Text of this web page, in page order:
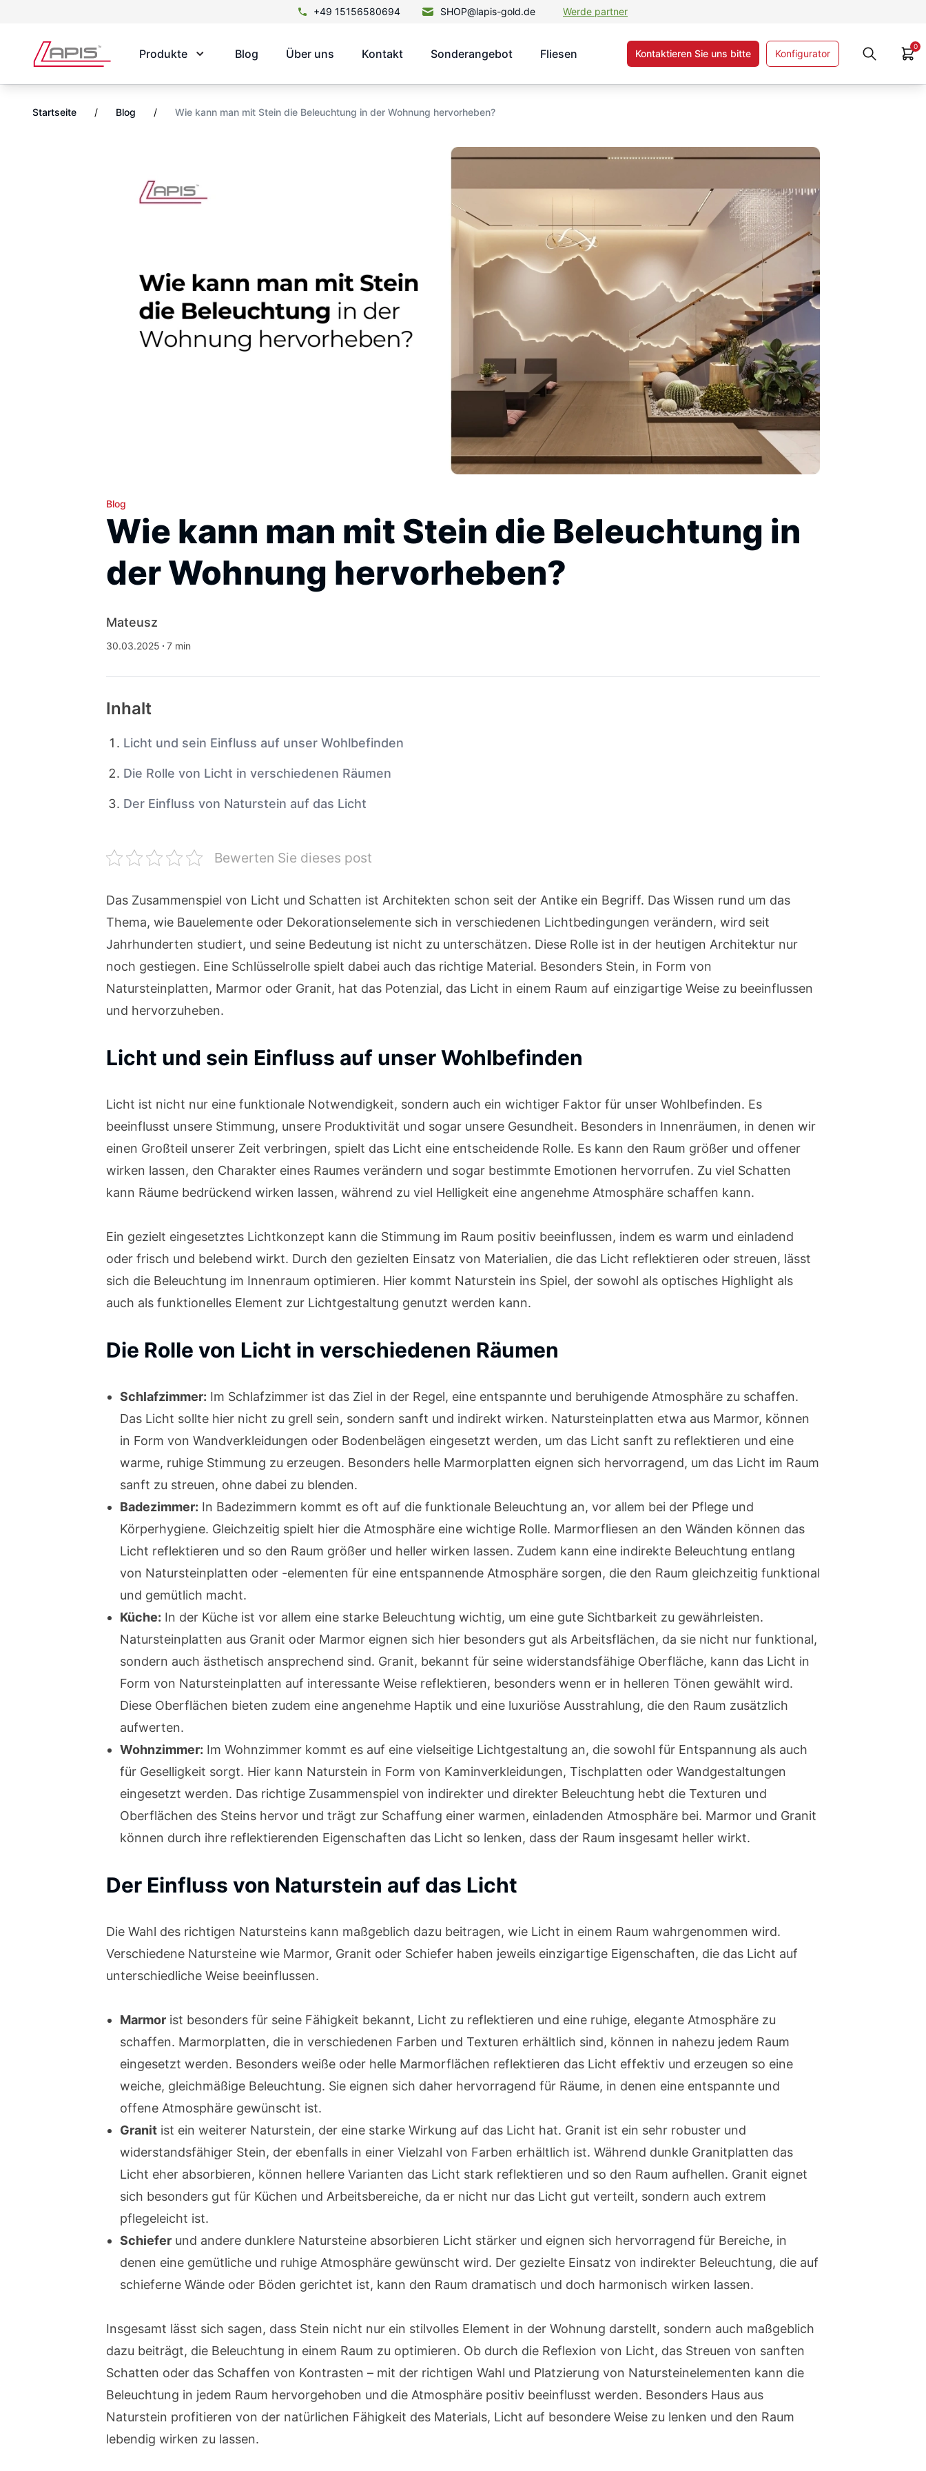
+49 15156580694 SHOP@lapis-gold.de Werde partner
Produkte Blog Über uns Kontakt Sonderangebot Fliesen Kontaktieren Sie uns bitte Konfigurator
0
Startseite / Blog / Wie kann man mit Stein die Beleuchtung in der Wohnung hervorheben?
Blog
Wie kann man mit Stein die Beleuchtung in
der Wohnung hervorheben?
Mateusz
30.03.2025 7 min
Inhalt
Licht und sein Einfluss auf unser Wohlbefinden
Die Rolle von Licht in verschiedenen Räumen
Der Einfluss von Naturstein auf das Licht
Bewerten Sie dieses post
Das Zusammenspiel von Licht und Schatten ist Architekten schon seit der Antike ein Begriff. Das Wissen rund um das
Thema, wie Bauelemente oder Dekorationselemente sich in verschiedenen Lichtbedingungen verändern, wird seit
Jahrhunderten studiert, und seine Bedeutung ist nicht zu unterschätzen. Diese Rolle ist in der heutigen Architektur nur
noch gestiegen. Eine Schlüsselrolle spielt dabei auch das richtige Material. Besonders Stein, in Form von
Natursteinplatten, Marmor oder Granit, hat das Potenzial, das Licht in einem Raum auf einzigartige Weise zu beeinflussen
und hervorzuheben.
Licht und sein Einfluss auf unser Wohlbefinden
Licht ist nicht nur eine funktionale Notwendigkeit, sondern auch ein wichtiger Faktor für unser Wohlbefinden. Es
beeinflusst unsere Stimmung, unsere Produktivität und sogar unsere Gesundheit. Besonders in Innenräumen, in denen wir
einen Großteil unserer Zeit verbringen, spielt das Licht eine entscheidende Rolle. Es kann den Raum größer und offener
wirken lassen, den Charakter eines Raumes verändern und sogar bestimmte Emotionen hervorrufen. Zu viel Schatten
kann Räume bedrückend wirken lassen, während zu viel Helligkeit eine angenehme Atmosphäre schaffen kann.
Ein gezielt eingesetztes Lichtkonzept kann die Stimmung im Raum positiv beeinflussen, indem es warm und einladend
oder frisch und belebend wirkt. Durch den gezielten Einsatz von Materialien, die das Licht reflektieren oder streuen, lässt
sich die Beleuchtung im Innenraum optimieren. Hier kommt Naturstein ins Spiel, der sowohl als optisches Highlight als
auch als funktionelles Element zur Lichtgestaltung genutzt werden kann.
Die Rolle von Licht in verschiedenen Räumen
Schlafzimmer: Im Schlafzimmer ist das Ziel in der Regel, eine entspannte und beruhigende Atmosphäre zu schaffen.
Das Licht sollte hier nicht zu grell sein, sondern sanft und indirekt wirken. Natursteinplatten etwa aus Marmor, können
in Form von Wandverkleidungen oder Bodenbelägen eingesetzt werden, um das Licht sanft zu reflektieren und eine
warme, ruhige Stimmung zu erzeugen. Besonders helle Marmorplatten eignen sich hervorragend, um das Licht im Raum
sanft zu streuen, ohne dabei zu blenden.
Badezimmer: In Badezimmern kommt es oft auf die funktionale Beleuchtung an, vor allem bei der Pflege und
Körperhygiene. Gleichzeitig spielt hier die Atmosphäre eine wichtige Rolle. Marmorfliesen an den Wänden können das
Licht reflektieren und so den Raum größer und heller wirken lassen. Zudem kann eine indirekte Beleuchtung entlang
von Natursteinplatten oder -elementen für eine entspannende Atmosphäre sorgen, die den Raum gleichzeitig funktional
und gemütlich macht.
Küche: In der Küche ist vor allem eine starke Beleuchtung wichtig, um eine gute Sichtbarkeit zu gewährleisten.
Natursteinplatten aus Granit oder Marmor eignen sich hier besonders gut als Arbeitsflächen, da sie nicht nur funktional,
sondern auch ästhetisch ansprechend sind. Granit, bekannt für seine widerstandsfähige Oberfläche, kann das Licht in
Form von Natursteinplatten auf interessante Weise reflektieren, besonders wenn er in helleren Tönen gewählt wird.
Diese Oberflächen bieten zudem eine angenehme Haptik und eine luxuriöse Ausstrahlung, die den Raum zusätzlich
aufwerten.
Wohnzimmer: Im Wohnzimmer kommt es auf eine vielseitige Lichtgestaltung an, die sowohl für Entspannung als auch
für Geselligkeit sorgt. Hier kann Naturstein in Form von Kaminverkleidungen, Tischplatten oder Wandgestaltungen
eingesetzt werden. Das richtige Zusammenspiel von indirekter und direkter Beleuchtung hebt die Texturen und
Oberflächen des Steins hervor und trägt zur Schaffung einer warmen, einladenden Atmosphäre bei. Marmor und Granit
können durch ihre reflektierenden Eigenschaften das Licht so lenken, dass der Raum insgesamt heller wirkt.
Der Einfluss von Naturstein auf das Licht
Die Wahl des richtigen Natursteins kann maßgeblich dazu beitragen, wie Licht in einem Raum wahrgenommen wird.
Verschiedene Natursteine wie Marmor, Granit oder Schiefer haben jeweils einzigartige Eigenschaften, die das Licht auf
unterschiedliche Weise beeinflussen.
Marmorist besonders für seine Fähigkeit bekannt, Licht zu reflektieren und eine ruhige, elegante Atmosphäre zu
schaffen. Marmorplatten, die in verschiedenen Farben und Texturen erhältlich sind, können in nahezu jedem Raum
eingesetzt werden. Besonders weiße oder helle Marmorflächen reflektieren das Licht effektiv und erzeugen so eine
weiche, gleichmäßige Beleuchtung. Sie eignen sich daher hervorragend für Räume, in denen eine entspannte und
offene Atmosphäre gewünscht ist.
Granitist ein weiterer Naturstein, der eine starke Wirkung auf das Licht hat. Granit ist ein sehr robuster und
widerstandsfähiger Stein, der ebenfalls in einer Vielzahl von Farben erhältlich ist. Während dunkle Granitplatten das
Licht eher absorbieren, können hellere Varianten das Licht stark reflektieren und so den Raum aufhellen. Granit eignet
sich besonders gut für Küchen und Arbeitsbereiche, da er nicht nur das Licht gut verteilt, sondern auch extrem
pflegeleicht ist.
Schieferund andere dunklere Natursteine absorbieren Licht stärker und eignen sich hervorragend für Bereiche, in
denen eine gemütliche und ruhige Atmosphäre gewünscht wird. Der gezielte Einsatz von indirekter Beleuchtung, die auf
schieferne Wände oder Böden gerichtet ist, kann den Raum dramatisch und doch harmonisch wirken lassen.
Insgesamt lässt sich sagen, dass Stein nicht nur ein stilvolles Element in der Wohnung darstellt, sondern auch maßgeblich
dazu beiträgt, die Beleuchtung in einem Raum zu optimieren. Ob durch die Reflexion von Licht, das Streuen von sanften
Schatten oder das Schaffen von Kontrasten – mit der richtigen Wahl und Platzierung von Natursteinelementen kann die
Beleuchtung in jedem Raum hervorgehoben und die Atmosphäre positiv beeinflusst werden. Besonders Haus aus
Naturstein profitieren von der natürlichen Fähigkeit des Materials, Licht auf besondere Weise zu lenken und den Raum
lebendig wirken zu lassen.